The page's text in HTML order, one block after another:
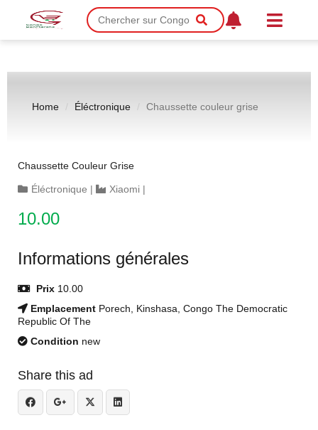
Home Éléctronique Chaussette couleur grise
Chaussette Couleur Grise
Éléctronique | Xiaomi |
10.00
Informations générales
Prix 10.00
Emplacement Porech, Kinshasa, Congo The Democratic
Republic Of The
Condition new
Share this ad